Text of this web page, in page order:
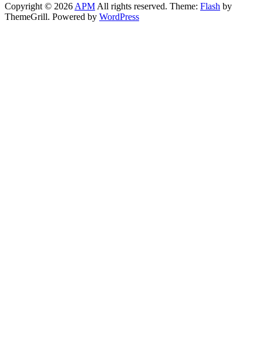
Copyright © 2026 APM All rights reserved. Theme: Flash by
ThemeGrill. Powered by WordPress